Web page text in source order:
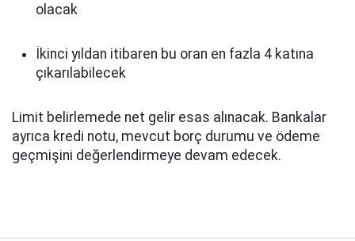
olacak
İkinci yıldan itibaren bu oran en fazla 4 katına
çıkarılabilecek
Limit belirlemede net gelir esas alınacak. Bankalar
ayrıca kredi notu, mevcut borç durumu ve ödeme
geçmişini değerlendirmeye devam edecek.